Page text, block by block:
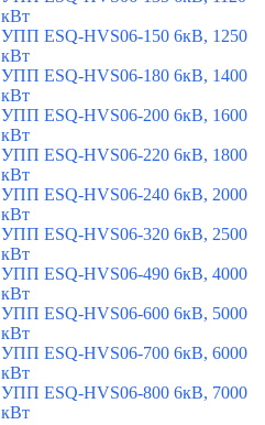
кВт
УПП ESQ-HVS06-150 6кВ, 1250
кВт
УПП ESQ-HVS06-180 6кВ, 1400
кВт
УПП ESQ-HVS06-200 6кВ, 1600
кВт
УПП ESQ-HVS06-220 6кВ, 1800
кВт
УПП ESQ-HVS06-240 6кВ, 2000
кВт
УПП ESQ-HVS06-320 6кВ, 2500
кВт
УПП ESQ-HVS06-490 6кВ, 4000
кВт
УПП ESQ-HVS06-600 6кВ, 5000
кВт
УПП ESQ-HVS06-700 6кВ, 6000
кВт
УПП ESQ-HVS06-800 6кВ, 7000
кВт